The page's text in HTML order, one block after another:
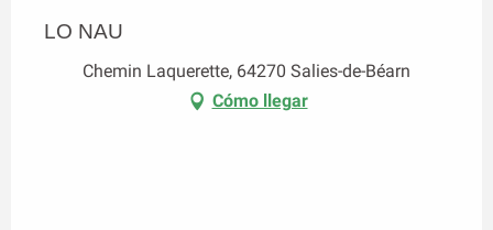
LO NAU
Chemin Laquerette, 64270 Salies-de-Béarn
Cómo llegar